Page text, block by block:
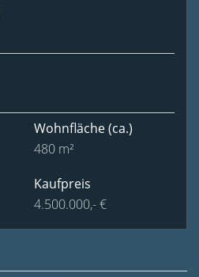
Wohnfläche(ca.)
480 m²
Kaufpreis
4.500.000,- €